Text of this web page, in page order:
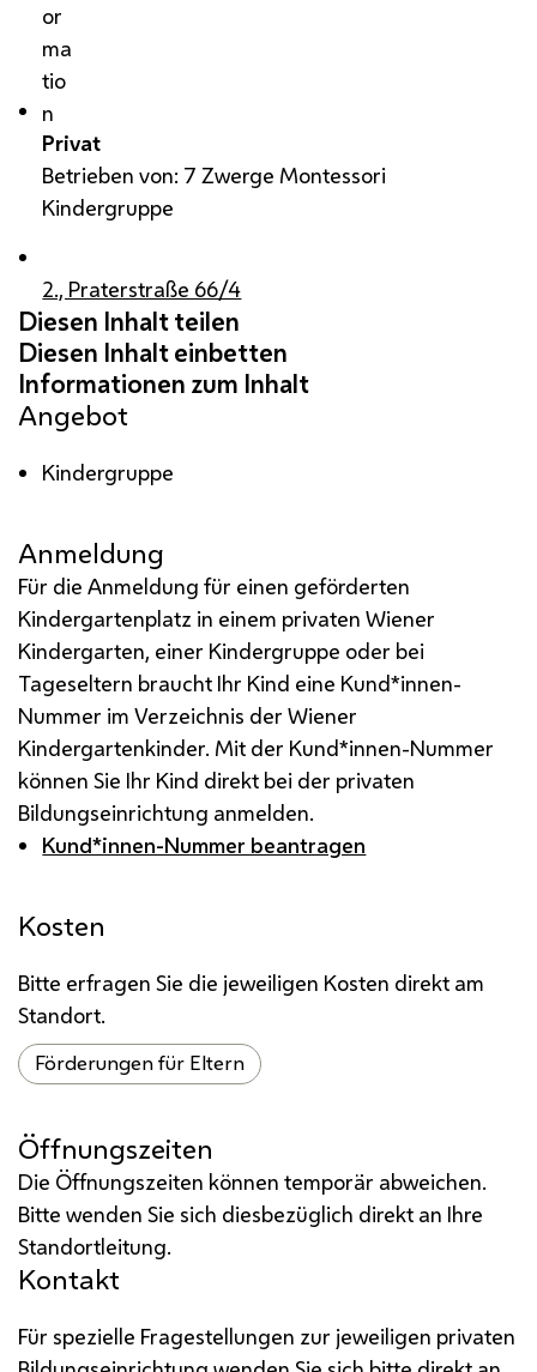
or
ma
tio
n
Privat
Betrieben von: 7 Zwerge Montessori
Kindergruppe
2., Praterstraße 66/4
Angebot
Kindergruppe
Anmeldung
Für die Anmeldung für einen geförderten
Kindergartenplatz in einem privaten Wiener
Kindergarten, einer Kindergruppe oder bei
Tageseltern braucht Ihr Kind eine Kund*innen-
Nummer im Verzeichnis der Wiener
Kindergartenkinder. Mit der Kund*innen-Nummer
können Sie Ihr Kind direkt bei der privaten
Bildungseinrichtung anmelden.
Kund*innen-Nummer beantragen
Kosten
Bitte erfragen Sie die jeweiligen Kosten direkt am
Standort.
Förderungen für Eltern
Öffnungszeiten
Die Öffnungszeiten können temporär abweichen.
Bitte wenden Sie sich diesbezüglich direkt an Ihre
Standortleitung.
Kontakt
Für spezielle Fragestellungen zur jeweiligen privaten